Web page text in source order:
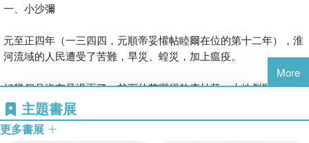
農民被出賣了！
皇權的輪子──軍隊
皇權的輪子──新官僚機構
第五章 恐怖政治
大屠殺
一、小沙彌
元至正四年（一三四四，元順帝妥懽帖睦爾在位的第十二年），淮
河流域的人民遭受了苦難，旱災、蝗災，加上瘟疫。
好幾個月沒有見過雨了，栽下的苗曬得乾癟枯黃，大地裂開了一條
條的龜縫。到處在求雨祈神，老年人恭恭敬敬向龍王爺磕頭，孩子
們戴著柳枝圈圈躥出躥進。正在焦急沒收成時，又來了瀰天漫地的
蝗蟲，把穗上稀稀的幾顆粟粒吃得一乾二淨。地方上有年紀的人都
More
主題書展
更多書展